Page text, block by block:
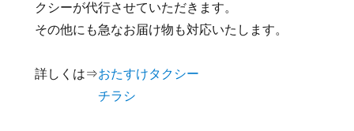
クシーが代行させていただきます。
その他にも急なお届け物も対応いたします。
詳しくは⇒おたすけタクシー
チラシ